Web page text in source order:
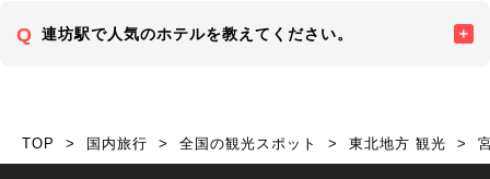
連坊駅で人気のホテルを教えてください。
TOP 国内旅行 全国の観光スポット 東北地方 観光